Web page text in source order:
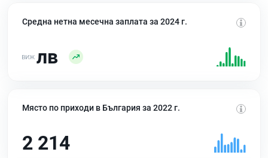
Средна нетна месечна заплата за 2024 г.
лв
Място по приходи в България за 2022 г.
2 214